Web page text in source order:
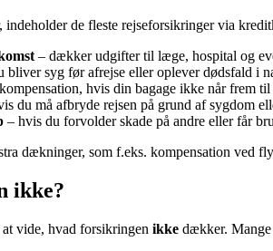
de fleste rejseforsikringer via
– dækker udgifter til læge, hospital og
bliver syg før afrejse eller oplever dødsfald i
hvis din bagage ikke når frem til
du må afbryde rejsen på grund af sygdom
– hvis du forvolder skade på andre eller får
dækninger, som f.eks. kompensation ved
ikke?
vide, hvad forsikringen ikke dækker.